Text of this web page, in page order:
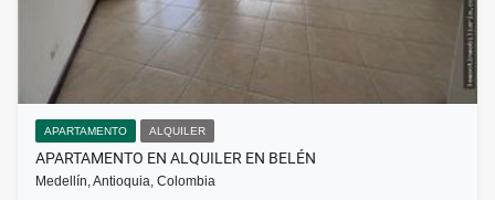
APARTAMENTO ALQUILER
APARTAMENTO EN ALQUILER EN BELÉN
Medellín, Antioquia, Colombia